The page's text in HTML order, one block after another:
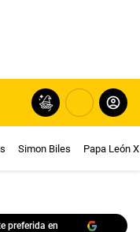
Simon Biles Papa León
preferida en